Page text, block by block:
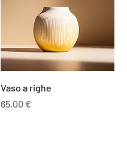
Vaso a righe
Prezzo
65,00 €